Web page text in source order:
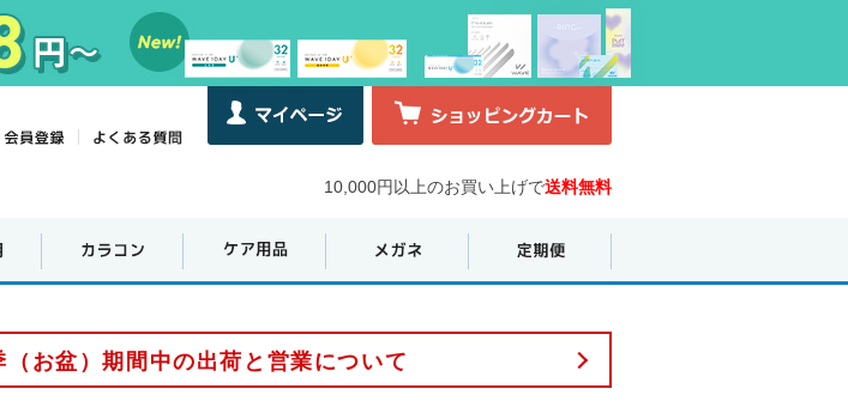
10,000円以上のお買い上げで送料無料
（お盆）期間中の出荷と営業について